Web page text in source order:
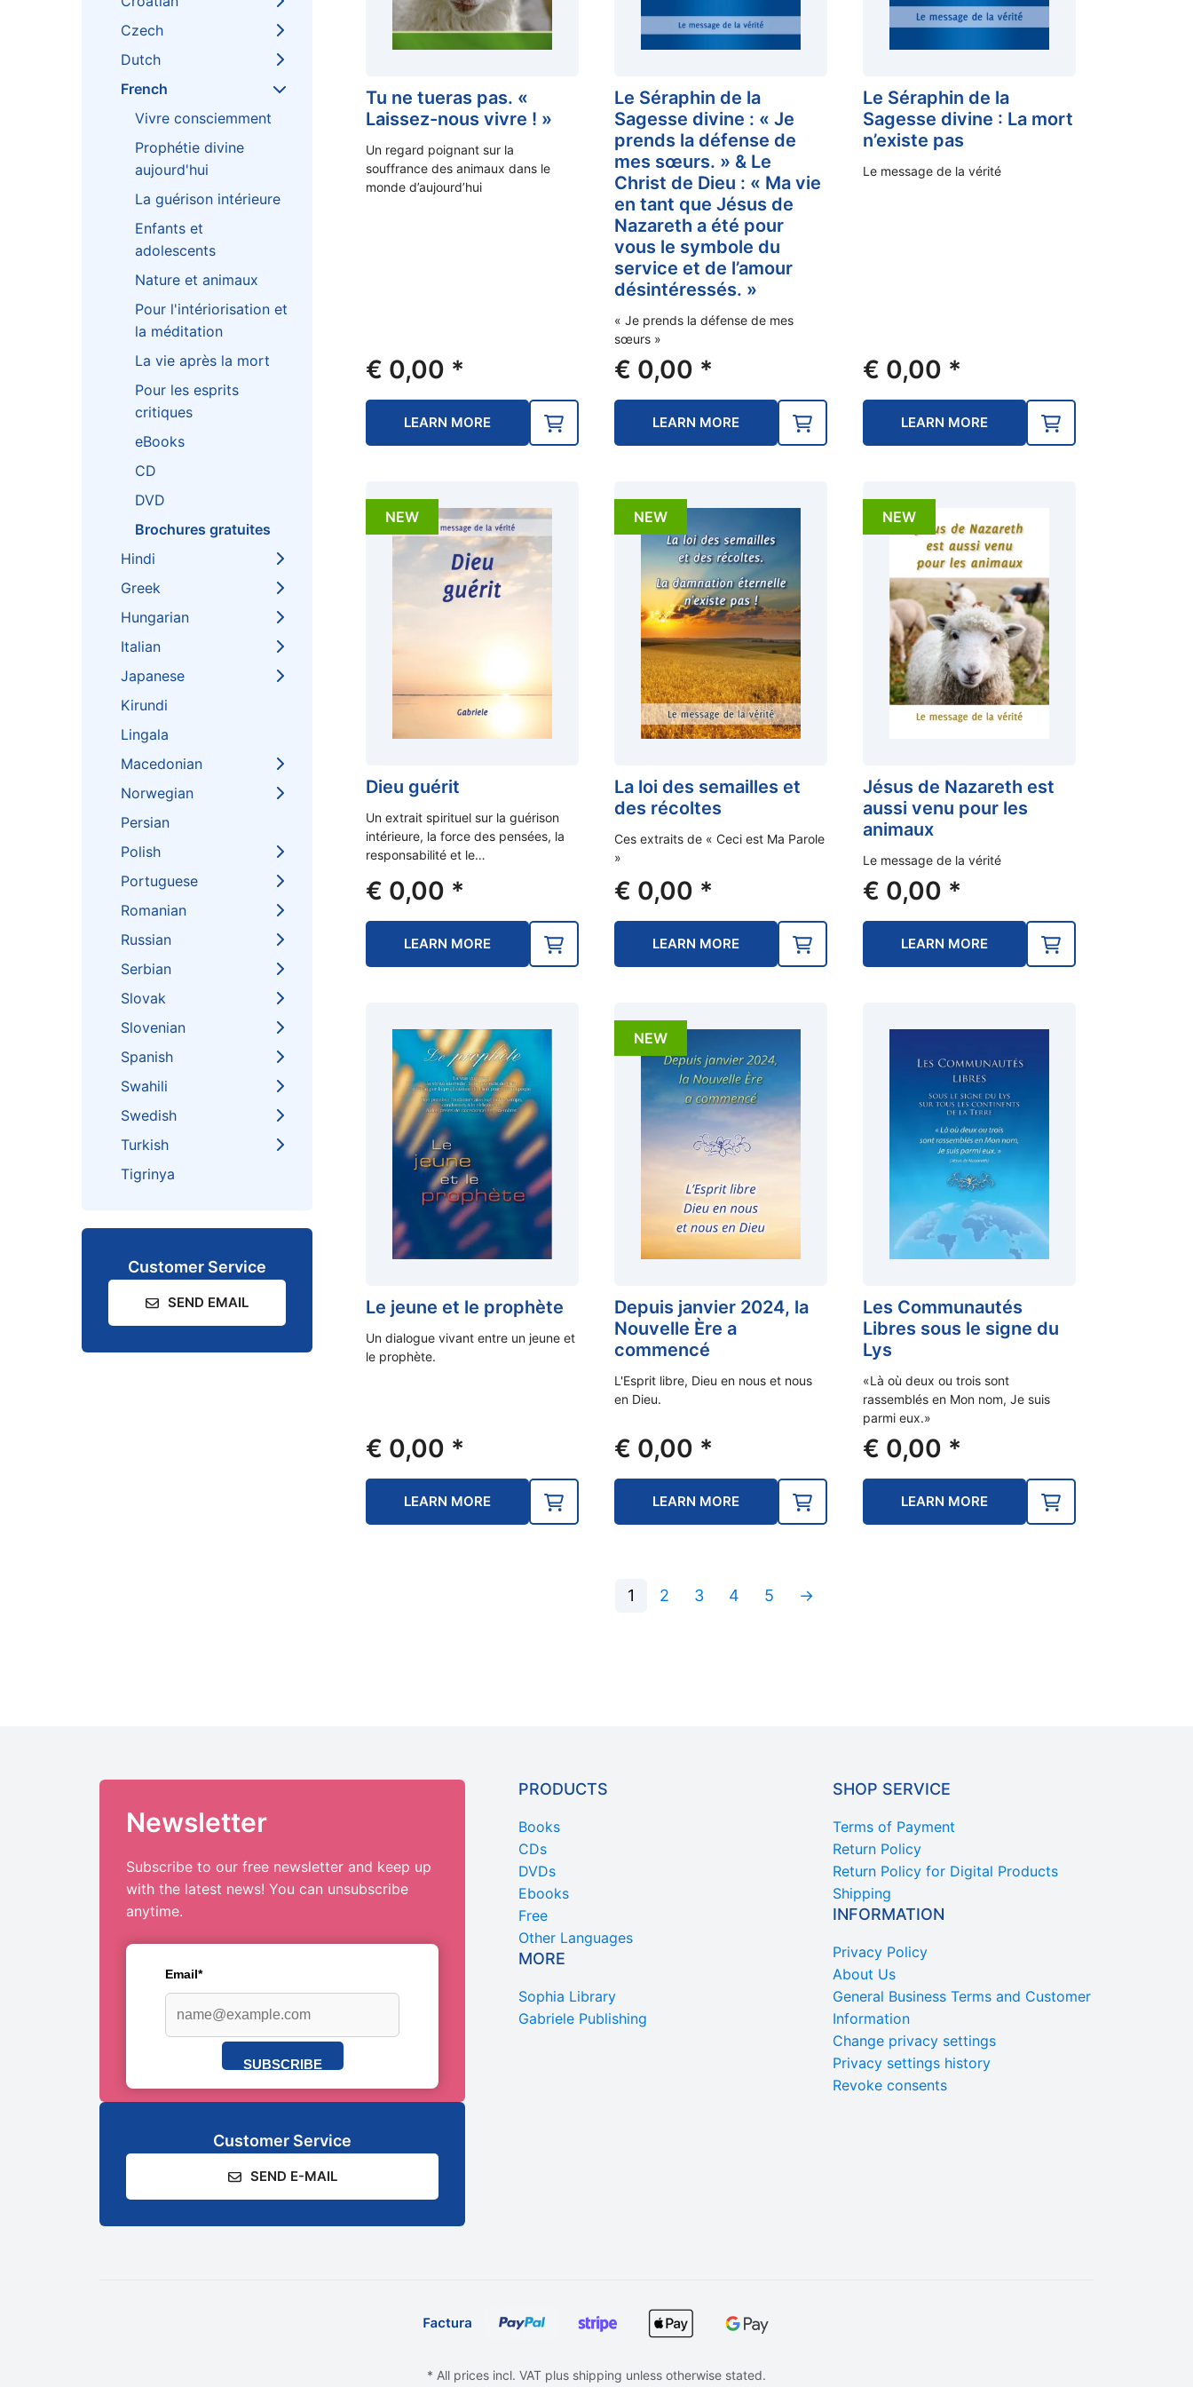
Tu ne tueras pas. «
Laissez-nous vivre ! »
Un regard poignant sur la
souffrance des animaux dans le
monde d’aujourd’hui
€ 0,00 *
LEARN MORE
Le Séraphin de la
Sagesse divine : « Je
prends la défense de
mes sœurs. » & Le
Christ de Dieu : « Ma vie
en tant que Jésus de
Nazareth a été pour
vous le symbole du
service et de l’amour
désintéressés. »
« Je prends la défense de mes
sœurs »
€ 0,00 *
LEARN MORE
Le Séraphin de la
Sagesse divine : La mort
n’existe pas
Le message de la vérité
€ 0,00 *
LEARN MORE
NEW
Dieu guérit
Un extrait spirituel sur la guérison
intérieure, la force des pensées, la
responsabilité et le…
€ 0,00 *
LEARN MORE
NEW
La loi des semailles et
des récoltes
Ces extraits de « Ceci est Ma Parole
»
€ 0,00 *
LEARN MORE
NEW
Jésus de Nazareth est
aussi venu pour les
animaux
Le message de la vérité
€ 0,00 *
LEARN MORE
Le jeune et le prophète
Un dialogue vivant entre un jeune et
le prophète.
€ 0,00 *
LEARN MORE
NEW
Depuis janvier 2024, la
Nouvelle Ère a
commencé
L'Esprit libre, Dieu en nous et nous
en Dieu.
€ 0,00 *
LEARN MORE
Les Communautés
Libres sous le signe du
Lys
«Là où deux ou trois sont
rassemblés en Mon nom, Je suis
parmi eux.»
€ 0,00 *
LEARN MORE
1 2 3 4 5 →
Czech
Dutch
French
Vivre consciemment
Prophétie divine
aujourd'hui
La guérison intérieure
Enfants et
adolescents
Nature et animaux
Pour l'intériorisation et
la méditation
La vie après la mort
Pour les esprits
critiques
eBooks
CD
DVD
Brochures gratuites
Hindi
Greek
Hungarian
Italian
Japanese
Kirundi
Lingala
Macedonian
Norwegian
Persian
Polish
Portuguese
Romanian
Russian
Serbian
Slovak
Slovenian
Spanish
Swahili
Swedish
Turkish
Tigrinya
Customer Service
SEND EMAIL
Newsletter
Subscribe to our free newsletter and keep up
with the latest news! You can unsubscribe
anytime.
Email*
SUBSCRIBE
Customer Service
SEND E-MAIL
PRODUCTS
Books
CDs
DVDs
Ebooks
Free
Other Languages
MORE
Sophia Library
Gabriele Publishing
SHOP SERVICE
Terms of Payment
Return Policy
Return Policy for Digital Products
Shipping
INFORMATION
Privacy Policy
About Us
General Business Terms and Customer
Information
Change privacy settings
Privacy settings history
Revoke consents
* All prices incl. VAT plus shipping unless otherwise stated.